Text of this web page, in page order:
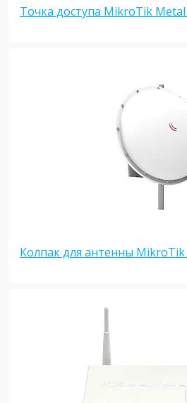
Точка доступа MikroTik Metal
Колпак для антенны MikroTik